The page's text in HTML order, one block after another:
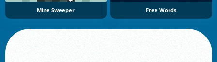
Mine Sweeper Free Words